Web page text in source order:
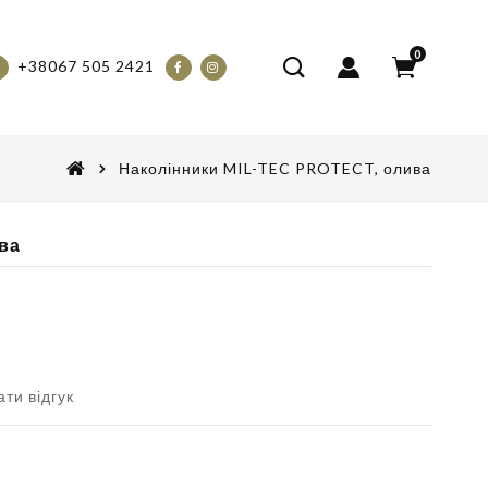
+38067 505 2421
0
Наколінники MIL-TEC PROTECT, олива
відгук